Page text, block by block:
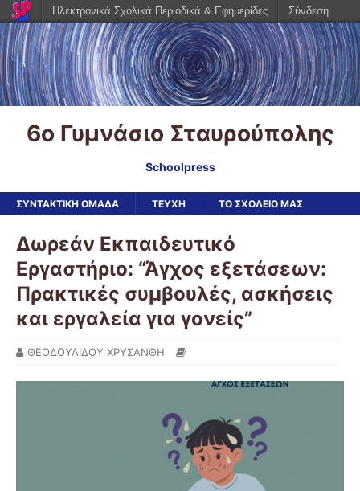
6ο Γυμνάσιο Σταυρούπολης
Schoolpress
ΣΥΝΤΑΚΤΙΚΗ ΟΜΑΔΑ ΤΕΥΧΗ ΤΟ ΣΧΟΛΕΙΟ ΜΑΣ
Δωρεάν Εκπαιδευτικό
Εργαστήριο: “Άγχος εξετάσεων:
Πρακτικές συμβουλές, ασκήσεις
και εργαλεία για γονείς”
ΘΕΟΔΟΥΛΙΔΟΥ ΧΡΥΣΑΝΘΗ
Ηλεκτρονικά Σχολικά Περιοδικά & Εφημερίδες Σύνδεση